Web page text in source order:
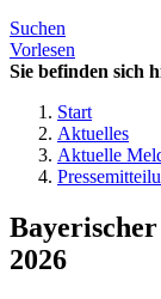
Suchen
Vorlesen
Sie befinden sich
Start
Aktuelles
Aktuelle
2026